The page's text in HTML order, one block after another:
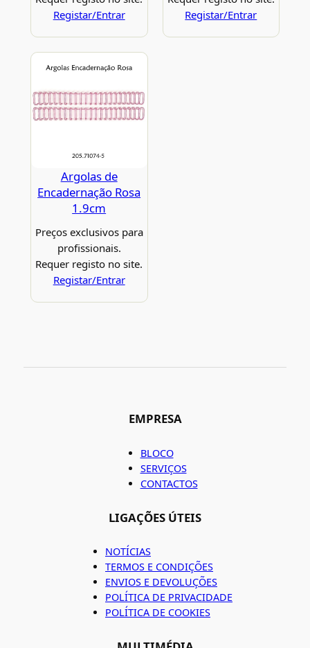
Registar/Entrar
Registar/Entrar
Argolas de
Encadernação Rosa
1.9cm
Preços exclusivos para
profissionais.
Requer registo no site.
Registar/Entrar
EMPRESA
BLOCO
SERVIÇOS
CONTACTOS
LIGAÇÕES ÚTEIS
NOTÍCIAS
TERMOS E CONDIÇÕES
ENVIOS E DEVOLUÇÕES
POLÍTICA DE PRIVACIDADE
POLÍTICA DE COOKIES